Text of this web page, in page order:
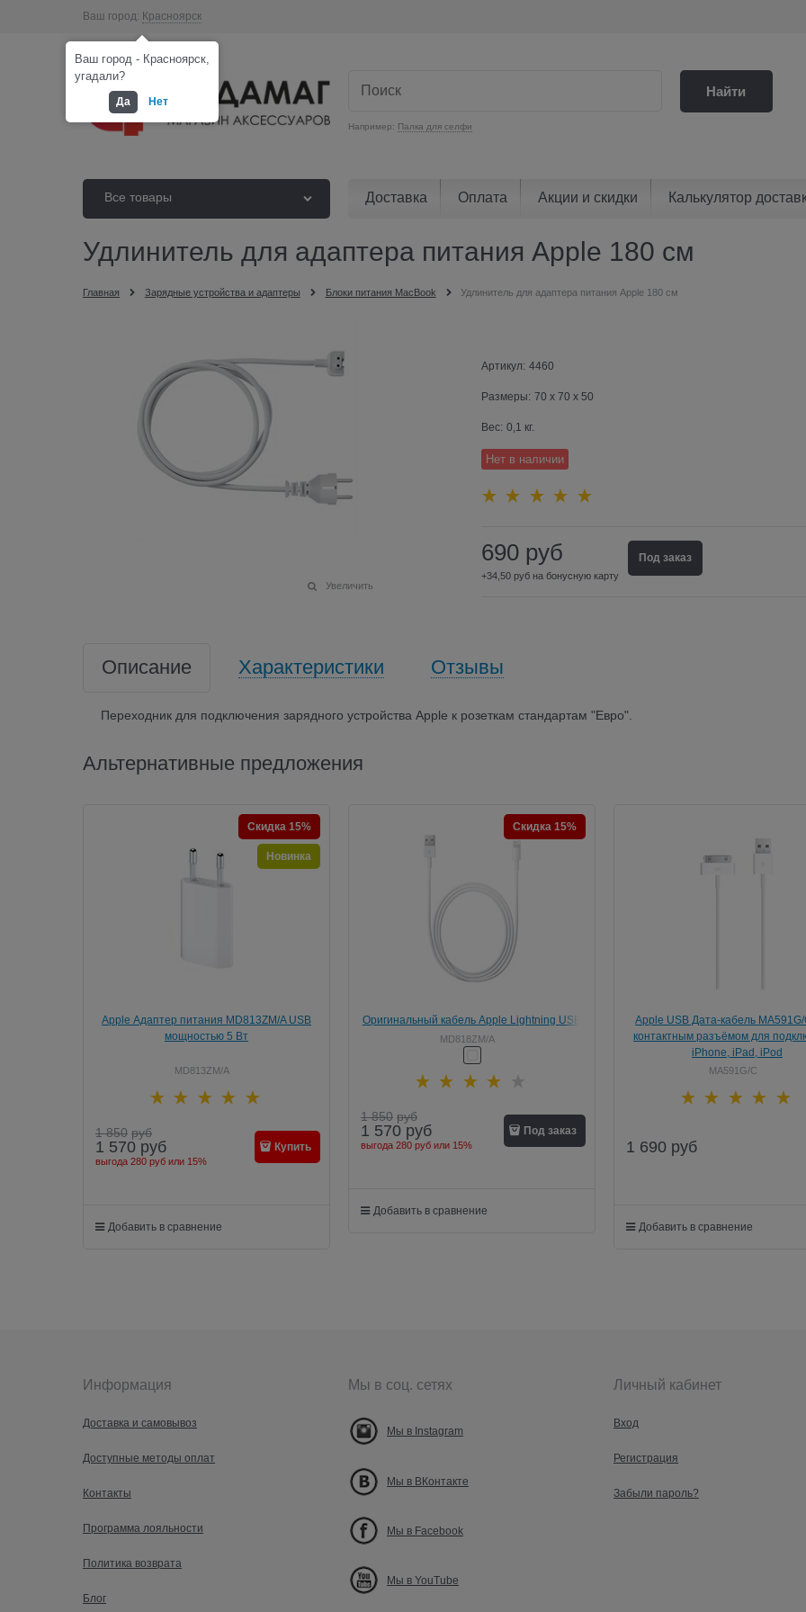
Ваш город: Красноярск
Например: Палка для селфи
Найти
Все товары Доставка Оплата Акции и скидки Калькулятор
Удлинитель для адаптера питания Apple 180 см
Главная Зарядные устройства и адаптеры Блоки питания MacBook Удлинитель для адаптера питания Apple 180 см
Увеличить
Артикул: 4460
Размеры: 70 x 70 x 50
Вес: 0,1 кг.
Нет в наличии
690 руб
+34,50 руб на бонусную карту
Под заказ
Описание Характеристики Отзывы
Переходник для подключения зарядного устройства Apple к розеткам стандартам "Евро".
Альтернативные предложения
Apple Адаптер питания MD813ZM/A USB
мощностью 5 Вт
MD813ZM/A
Скидка 15%
Новинка
1 850 руб
1 570 руб
выгода 280 руб или 15%
Купить
Добавить в сравнение
Оригинальный кабель Apple Lightning USB
iPhone, iPod, iPad 100 см (MD818ZM/A)
MD818ZM/A
Скидка 15%
1 850 руб
1 570 руб
выгода 280 руб или 15%
Под заказ
Добавить в сравнение
Apple USB Дата-кабель
контактным разъёмом для
iPhone, iPad, iPod
MA591G/C
1 690 руб
Добавить в сравнение
Информация
Доставка и самовывоз
Доступные методы оплат
Контакты
Программа лояльности
Политика возврата
Блог
Мы в соц. сетях
Мы в Instagram
Мы в ВКонтакте
Мы в Facebook
Мы в YouTube
Личный кабинет
Вход
Регистрация
Забыли пароль?
Ваш город - Красноярск,
угадали?
Да Нет